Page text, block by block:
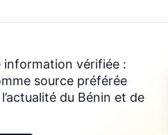
information vérifiée :
source préférée
du Bénin et de